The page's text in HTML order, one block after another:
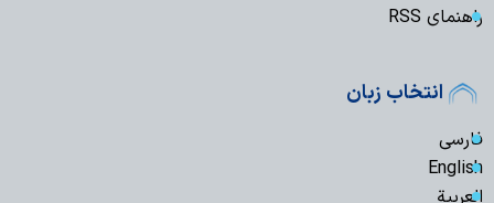
راهنمای RSS
انتخاب زبان
فارسی
English
العربیة